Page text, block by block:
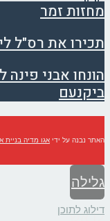
מחזות זמר
תכירו את רס"ל
ביקנעם
האתר נבנה על ידי אגו מדיה בניית
גלילה
לראש
דילוג לתוכן